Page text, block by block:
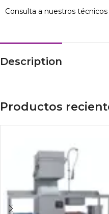
Consulta a nuestros técnicos
Description
Productos